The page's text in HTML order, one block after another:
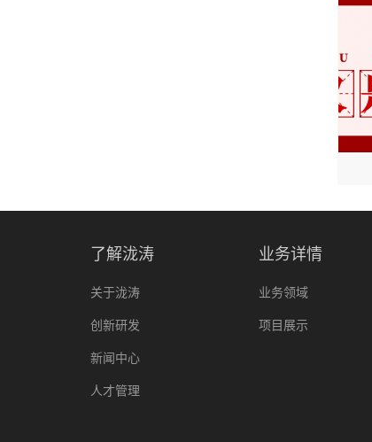
了解泷涛
关于泷涛
创新研发
新闻中心
人才管理
业务详情
业务领域
项目展示